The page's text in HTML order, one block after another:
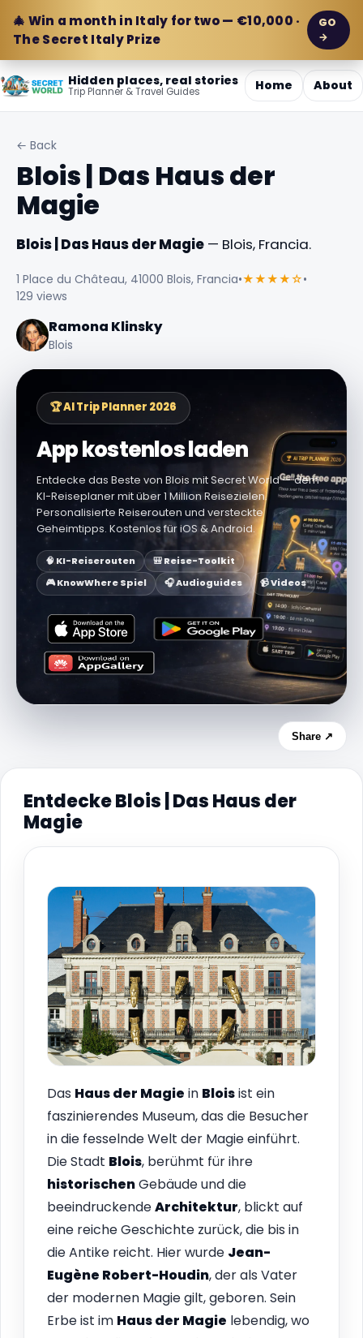
🎄 Win a month in Italy for two — €10,000 ·
The Secret Italy Prize
GO
→
Hidden places, real stories
Trip Planner & Travel Guides Home About
← Back
Blois | Das Haus der
Magie
Blois | Das Haus der Magie — Blois, Francia.
1 Place du Château, 41000 Blois, Francia•★★★★☆•
129 views
Ramona Klinsky
Blois
🏆 AI Trip Planner 2026
App kostenlos laden
Entdecke das Beste von Blois mit Secret World — dem
KI-Reiseplaner mit über 1 Million Reisezielen.
Personalisierte Reiserouten und versteckte
Geheimtipps. Kostenlos für iOS & Android.
🧠 KI-Reiserouten
🎒 Reise-Toolkit
🎮 KnowWhere Spiel
🎧 Audioguides 📹 Videos
Share ↗
Entdecke Blois | Das Haus der
Magie
Das Haus der Magie in Bloisist ein
faszinierendes Museum, das die Besucher
in die fesselnde Welt der Magie einführt.
Die Stadt Blois, berühmt für ihre
historischenGebäude und die
beeindruckendeArchitektur, blickt auf
eine reiche Geschichte zurück, die bis in
die Antike reicht. Hier wurde Jean-
Eugène Robert-Houdin, der als Vater
der modernen Magie gilt, geboren. Sein
Erbe ist im Haus der Magie lebendig, wo